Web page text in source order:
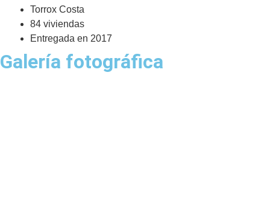
Torrox Costa
84 viviendas
Entregada en 2017
Galería fotográfica